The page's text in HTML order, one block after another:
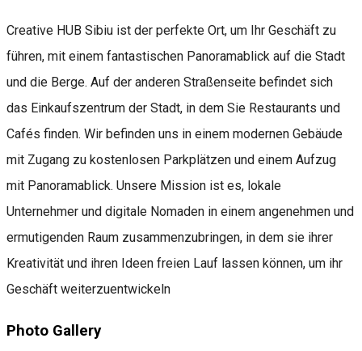
Creative HUB Sibiu ist der perfekte Ort, um Ihr Geschäft zu
führen, mit einem fantastischen Panoramablick auf die Stadt
und die Berge. Auf der anderen Straßenseite befindet sich
das Einkaufszentrum der Stadt, in dem Sie Restaurants und
Cafés finden. Wir befinden uns in einem modernen Gebäude
mit Zugang zu kostenlosen Parkplätzen und einem Aufzug
mit Panoramablick. Unsere Mission ist es, lokale
Unternehmer und digitale Nomaden in einem angenehmen und
ermutigenden Raum zusammenzubringen, in dem sie ihrer
Kreativität und ihren Ideen freien Lauf lassen können, um ihr
Geschäft weiterzuentwickeln
Photo Gallery